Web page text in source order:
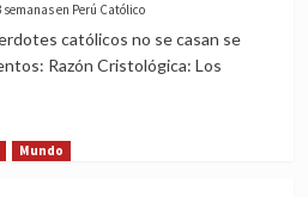
semanas en Perú Católico
católicos no se casan se
Razón Cristológica: Los
Mundo